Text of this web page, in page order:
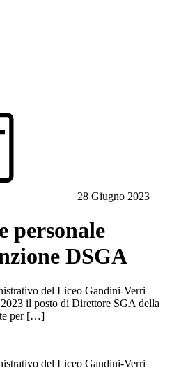
28 Giugno 2023
personale
DSGA
del Liceo Gandini-Verri
il posto di Direttore SGA della
per […]
del Liceo Gandini-Verri